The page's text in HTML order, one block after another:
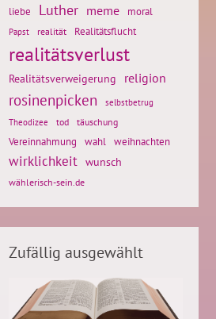
liebe Luther meme moral
Papst realität Realitätsflucht
realitätsverlust
Realitätsverweigerung religion
rosinenpicken
selbstbetrug
Theodizee
tod täuschung
Vereinnahmung wahl weihnachten
wirklichkeit wunsch
wählerisch-sein.de
Zufällig ausgewählt